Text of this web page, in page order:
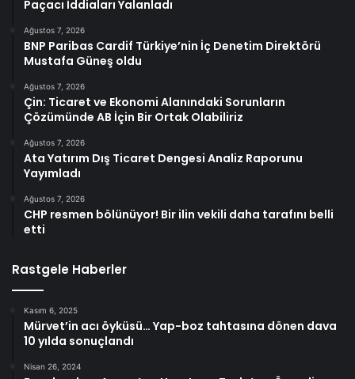
Paçacı İddiaları Yalanladı
Ağustos 7, 2026
BNP Paribas Cardif Türkiye’nin İç Denetim Direktörü
Mustafa Güneş oldu
Ağustos 7, 2026
Çin: Ticaret ve Ekonomi Alanındaki Sorunların
Çözümünde AB İçin Bir Ortak Olabiliriz
Ağustos 7, 2026
Ata Yatırım Dış Ticaret Dengesi Analiz Raporunu
Yayımladı
Ağustos 7, 2026
CHP resmen bölünüyor! Bir ilin vekili daha tarafını belli
etti
Rastgele Haberler
Kasım 6, 2025
Mürvet’in acı öyküsü… Yap-boz tahtasına dönen dava
10 yılda sonuçlandı
Nisan 26, 2024